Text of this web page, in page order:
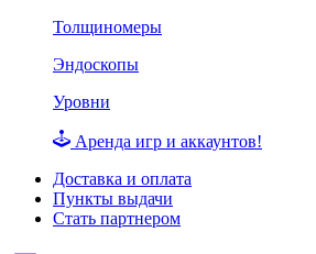
Толщиномеры
Эндоскопы
Уровни
Аренда игр и аккаунтов!
Доставка и оплата
Пункты выдачи
Стать партнером